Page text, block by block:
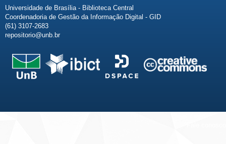
Universidade de Brasília - Biblioteca Central
Coordenadoria de Gestão da Informação Digital - GID
(61) 3107-2683
repositorio@unb.br